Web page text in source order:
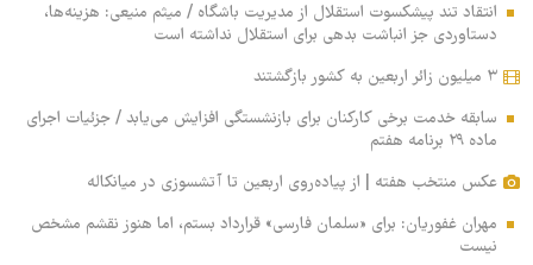
انتقاد تند پیشکسوت استقلال از مدیریت باشگاه / میثم منیعی: هزینه‌ها،
دستاوردی جز انباشت بدهی برای استقلال نداشته است
۳ میلیون زائر اربعین به کشور بازگشتند
سابقه خدمت برخی کارکنان برای بازنشستگی افزایش می‌یابد / جزئیات اجرای
ماده ۲۹ برنامه هفتم
عکس منتخب هفته | از پیاده‌روی اربعین تا آتشسوزی در میانکاله
مهران غفوریان: برای «سلمان فارسی» قرارداد بستم، اما هنوز نقشم مشخص
نیست